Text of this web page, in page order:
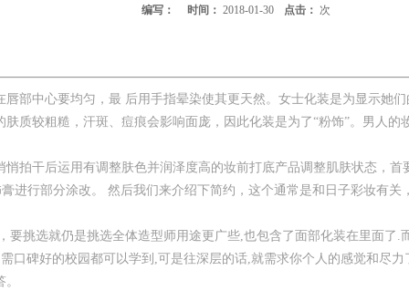
编写： 时间： 2018-01-30 点击： 次
中心要均匀，最 后用手指晕染使其更天然。女士化装是为显示她们
质较粗糙，汗斑、痘痕会影响面庞，因此化装是为了“粉饰”。男人
干后运用有调整肤色并润泽度高的妆前打底产品调整肌肤状态，首
进行部分涂改。 然后我们来介绍下简约，这个通常是和日子彩妆有
选就仍是挑选全体造型师用途更广些,也包含了面部化装在里面了.
口碑好的校园都可以学到,可是往深层的话,就需求你个人的感觉和尽